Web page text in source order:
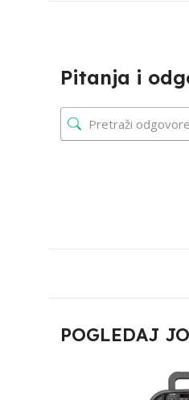
Pitanja i
POGLEDAJ